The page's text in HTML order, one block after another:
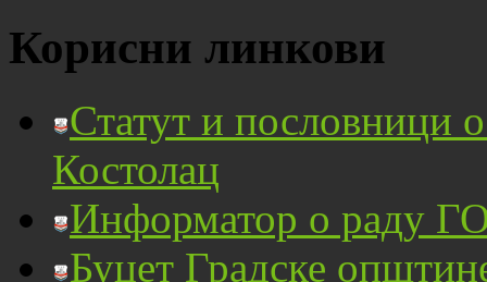
Корисни линкови
Статут и пословници
Костолац
Информатор о раду
Буџет Градске